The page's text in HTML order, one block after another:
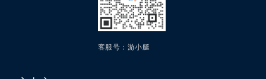
客服号：游小艇